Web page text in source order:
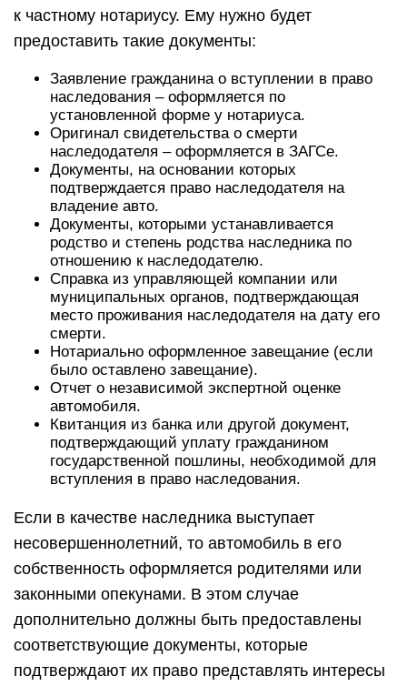
к частному нотариусу. Ему нужно будет
предоставить такие документы:
Заявление гражданина о вступлении в право
наследования – оформляется по
установленной форме у нотариуса.
Оригинал свидетельства о смерти
наследодателя – оформляется в ЗАГСе.
Документы, на основании которых
подтверждается право наследодателя на
владение авто.
Документы, которыми устанавливается
родство и степень родства наследника по
отношению к наследодателю.
Справка из управляющей компании или
муниципальных органов, подтверждающая
место проживания наследодателя на дату его
смерти.
Нотариально оформленное завещание (если
было оставлено завещание).
Отчет о независимой экспертной оценке
автомобиля.
Квитанция из банка или другой документ,
подтверждающий уплату гражданином
государственной пошлины, необходимой для
вступления в право наследования.
Если в качестве наследника выступает
несовершеннолетний, то автомобиль в его
собственность оформляется родителями или
законными опекунами. В этом случае
дополнительно должны быть предоставлены
соответствующие документы, которые
подтверждают их право представлять интересы